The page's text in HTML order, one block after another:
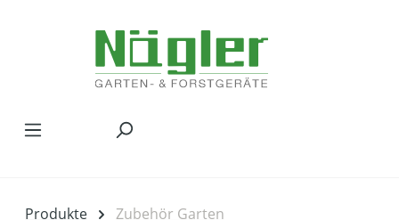
Produkte Zubehör Garten